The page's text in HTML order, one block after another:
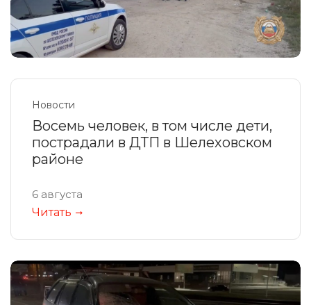
Новости
Восемь человек, в том числе дети,
пострадали в ДТП в Шелеховском
районе
6 августа
Читать